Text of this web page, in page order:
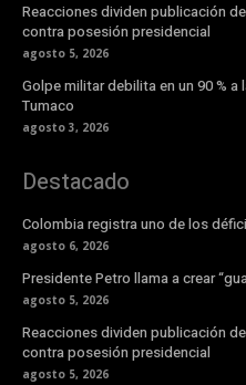
Reacciones dividen publicación
contra posesión presidencial
agosto 5, 2026
Golpe militar debilita en un 90 %
Tumaco
agosto 3, 2026
Destacado
Colombia registra uno de los
agosto 6, 2026
Presidente Petro llama a crear
agosto 5, 2026
Reacciones dividen publicación
contra posesión presidencial
agosto 5, 2026